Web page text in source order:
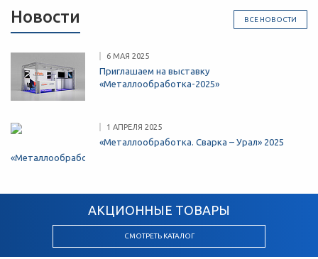
ВСЕ НОВОСТИ
Новости
6 МАЯ 2025
Приглашаем на выставку
«Металлообработка-2025»
1 АПРЕЛЯ 2025
«Металлообработка. Сварка – Урал» 2025
АКЦИОННЫЕ ТОВАРЫ
СМОТРЕТЬ КАТАЛОГ